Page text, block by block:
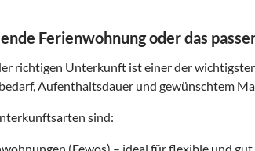
Ferienwohnung oder das
richtigen Unterkunft ist einer der
Aufenthaltsdauer und gewünschtem
sind: